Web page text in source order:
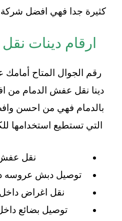
كثيرة جدا فهي افضل
ارقام دينات
رقم الجوال المتاح أمامك
دينا نقل عفش الدمام
بالدمام فهي من احسن
التي تستطيع استخدامها
نقل عفش
توصيل دبش عروسه
نقل اغراض داخل
توصيل بضائع